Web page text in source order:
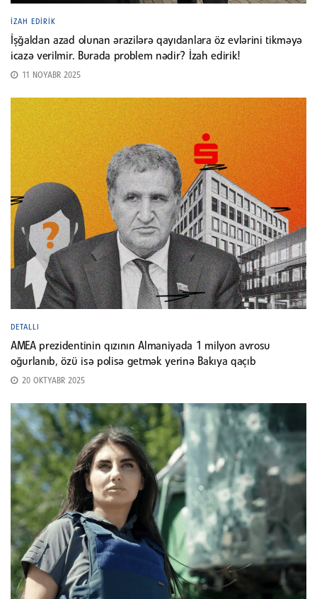
İZAH EDIRIK
İşğaldan azad olunan ərazilərə qayıdanlara öz evlərini tikməyə
icazə verilmir. Burada problem nədir? İzah edirik!
11 NOYABR 2025
DETALLI
AMEA prezidentinin qızının Almaniyada 1 milyon avrosu
oğurlanıb, özü isə polisə getmək yerinə Bakıya qaçıb
20 OKTYABR 2025